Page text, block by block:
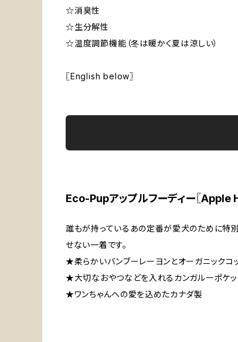
☆消臭性
☆生分解性
☆温度調節機能（冬は暖かく夏は涼しい）
〖English below〗
Eco-Pupアップルフーディー〖Apple
誰もが持っているあの定番が愛犬のために特
せない一着です。
★柔らかいバンブーレーヨンとオーガニックコ
★大切なおやつなどを入れるカンガルーポケッ
★ワンちゃんへの愛を込めたカナダ製